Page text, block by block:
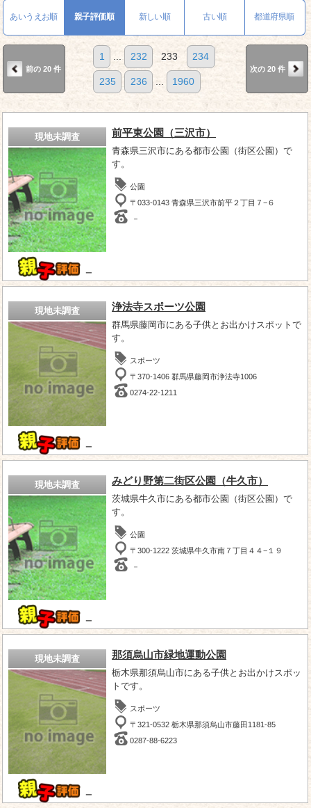
あいうえお順 親子評価順 新しい順 古い順 都道府県順
前の 20 件
1 ... 232 233 234
235 236 ... 1960
次の 20 件
現地未調査
－
前平東公園（三沢市）
青森県三沢市にある都市公園（街区公園）で
す。
公園
〒033-0143 青森県三沢市前平２丁目７−６
－
現地未調査
－
浄法寺スポーツ公園
群馬県藤岡市にある子供とお出かけスポットで
す。
スポーツ
〒370-1406 群馬県藤岡市浄法寺1006
0274-22-1211
現地未調査
－
みどり野第二街区公園（牛久市）
茨城県牛久市にある都市公園（街区公園）で
す。
公園
〒300-1222 茨城県牛久市南７丁目４４−１９
－
現地未調査
－
那須烏山市緑地運動公園
栃木県那須烏山市にある子供とお出かけスポッ
トです。
スポーツ
〒321-0532 栃木県那須烏山市藤田1181-85
0287-88-6223